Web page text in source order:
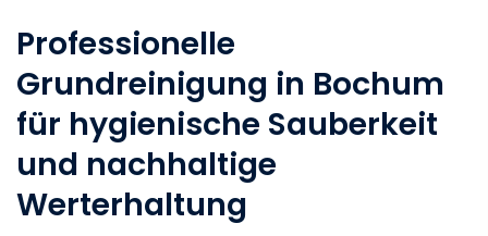
Professionelle
Grundreinigung in Bochum
für hygienische Sauberkeit
und nachhaltige
Werterhaltung